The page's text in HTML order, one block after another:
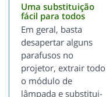
Uma substituição
fácil para todos
Em geral, basta
desapertar alguns
parafusos no
projetor, extrair todo
o módulo de
lâmpada e substitui-